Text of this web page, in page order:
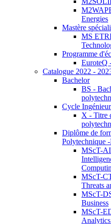
Energies
Mastère
MS
Programme
EuroteQ
Catalogue 2022 -
Bachelor
BS -
Cycle Ingénieur
X - Titre
Diplôme de
Polytechnique
MScT-
MScT-
Threats
MScT-
Business
MScT-